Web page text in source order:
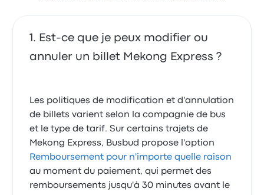
Est-ce que je peux modifier ou
annuler un billet Mekong Express ?
Les politiques de modification et d'annulation
de billets varient selon la compagnie de bus
et le type de tarif. Sur certains trajets de
Mekong Express, Busbud propose l'option
Remboursement pour n'importe quelle raison
au moment du paiement, qui permet des
remboursements jusqu'à 30 minutes avant le